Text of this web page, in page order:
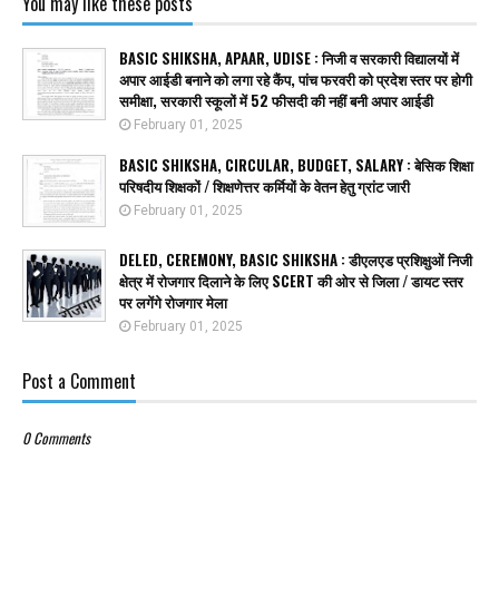
BASIC SHIKSHA, APAAR, UDISE : निजी व सरकारी विद्यालयों में
अपार आईडी बनाने को लगा रहे कैंप, पांच फरवरी को प्रदेश स्तर पर होगी
समीक्षा, सरकारी स्कूलों में 52 फीसदी की नहीं बनी अपार आईडी
February 01, 2025
BASIC SHIKSHA, CIRCULAR, BUDGET, SALARY : बेसिक शिक्षा
परिषदीय शिक्षकों / शिक्षणेत्तर कर्मियों के वेतन हेतु ग्रांट जारी
February 01, 2025
DELED, CEREMONY, BASIC SHIKSHA : डीएलएड प्रशिक्षुओं निजी
क्षेत्र में रोजगार दिलाने के लिए SCERT की ओर से जिला / डायट स्तर
पर लगेंगे रोजगार मेला
February 01, 2025
Post a Comment
0 Comments